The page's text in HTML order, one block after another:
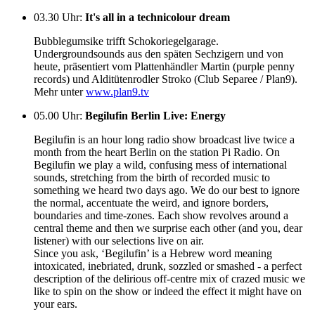
03.30 Uhr: It's all in a technicolour dream
Bubblegumsike trifft Schokoriegelgarage.
Undergroundsounds aus den späten Sechzigern und von
heute, präsentiert vom Plattenhändler Martin (purple penny
records) und Alditütenrodler Stroko (Club Separee / Plan9).
Mehr unterwww.plan9.tv
05.00 Uhr: Begilufin Berlin Live: Energy
Begilufin is an hour long radio show broadcast live twice a
month from the heart Berlin on the station Pi Radio. On
Begilufin we play a wild, confusing mess of international
sounds, stretching from the birth of recorded music to
something we heard two days ago. We do our best to ignore
the normal, accentuate the weird, and ignore borders,
boundaries and time-zones. Each show revolves around a
central theme and then we surprise each other (and you, dear
listener) with our selections live on air.
Since you ask, ‘Begilufin’ is a Hebrew word meaning
intoxicated, inebriated, drunk, sozzled or smashed - a perfect
description of the delirious off-centre mix of crazed music we
like to spin on the show or indeed the effect it might have on
your ears.